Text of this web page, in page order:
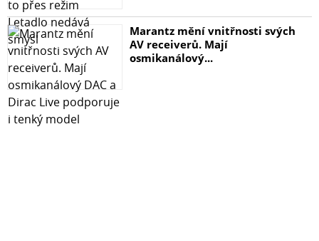
Marantz mění vnitřnosti svých
AV receiverů. Mají
osmikanálový...